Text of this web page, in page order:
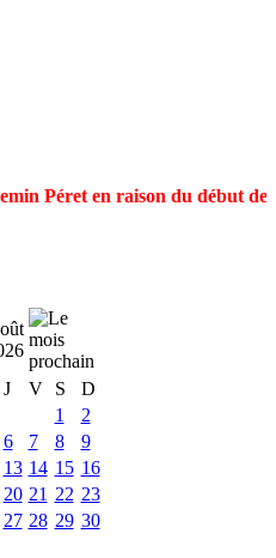
Péret en raison du début
J V S
D
1
2
6 7 8
9
13 14 15 16
20 21 22 23
27 28 29 30